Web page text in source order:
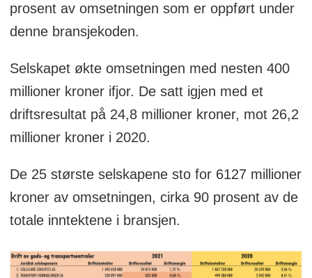
prosent av omsetningen som er oppført under
denne bransjekoden.
Selskapet økte omsetningen med nesten 400
millioner kroner ifjor. De satt igjen med et
driftsresultat på 24,8 millioner kroner, mot 26,2
millioner kroner i 2020.
De 25 største selskapene sto for 6127 millioner
kroner av omsetningen, cirka 90 prosent av de
totale inntektene i bransjen.